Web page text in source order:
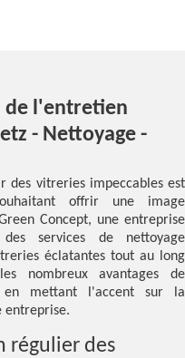
de l'entretien
- Nettoyage -
des vitreries impeccables est
offrir une image
Concept, une entreprise
services de nettoyage
éclatantes tout au long
nombreux avantages de
en mettant l'accent sur la
entreprise.
régulier des